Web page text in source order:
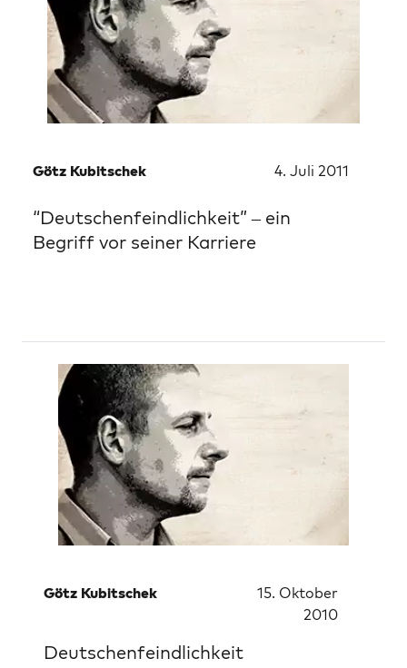
Götz Kubitschek 4. Juli 2011
“Deutschenfeindlichkeit” – ein
Begriff vor seiner Karriere
Götz Kubitschek
15. Oktober
2010
Deutschenfeindlichkeit